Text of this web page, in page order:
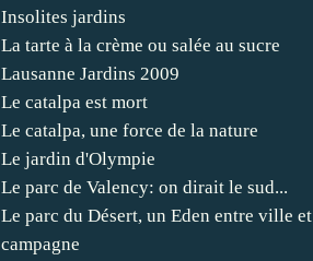
Insolites jardins
La tarte à la crème ou salée au sucre
Lausanne Jardins 2009
Le catalpa est mort
Le catalpa, une force de la nature
Le jardin d'Olympie
Le parc de Valency: on dirait le sud...
Le parc du Désert, un Eden entre ville et
campagne